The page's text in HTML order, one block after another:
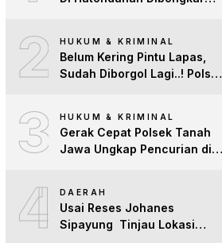
2 HUKUM & KRIMINAL
Belum Kering Pintu Lapas,
Sudah Diborgol Lagi..! Polsek
2026, 5 Gram Sabu Disita
3 HUKUM & KRIMINAL
Gerak Cepat Polsek Tanah
Jawa Ungkap Pencurian di
4 DAERAH
Usai Reses Johanes
Sipayung Tinjau Lokasi